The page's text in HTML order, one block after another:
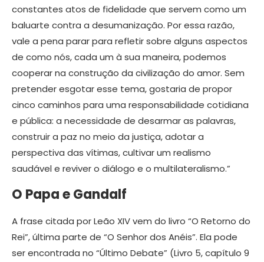
constantes atos de fidelidade que servem como um
baluarte contra a desumanização. Por essa razão,
vale a pena parar para refletir sobre alguns aspectos
de como nós, cada um à sua maneira, podemos
cooperar na construção da civilização do amor. Sem
pretender esgotar esse tema, gostaria de propor
cinco caminhos para uma responsabilidade cotidiana
e pública: a necessidade de desarmar as palavras,
construir a paz no meio da justiça, adotar a
perspectiva das vítimas, cultivar um realismo
saudável e reviver o diálogo e o multilateralismo.”
O Papa e Gandalf
A frase citada por Leão XIV vem do livro “O Retorno do
Rei”, última parte de “O Senhor dos Anéis”. Ela pode
ser encontrada no “Último Debate” (Livro 5, capítulo 9